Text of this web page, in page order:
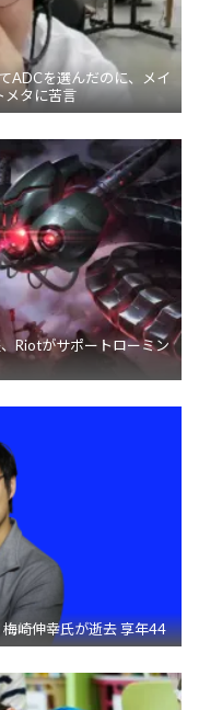
ADCを選んだのに、メイ
メタに苦言
Riotがサポートローミン
崎伸幸氏が逝去 享年44